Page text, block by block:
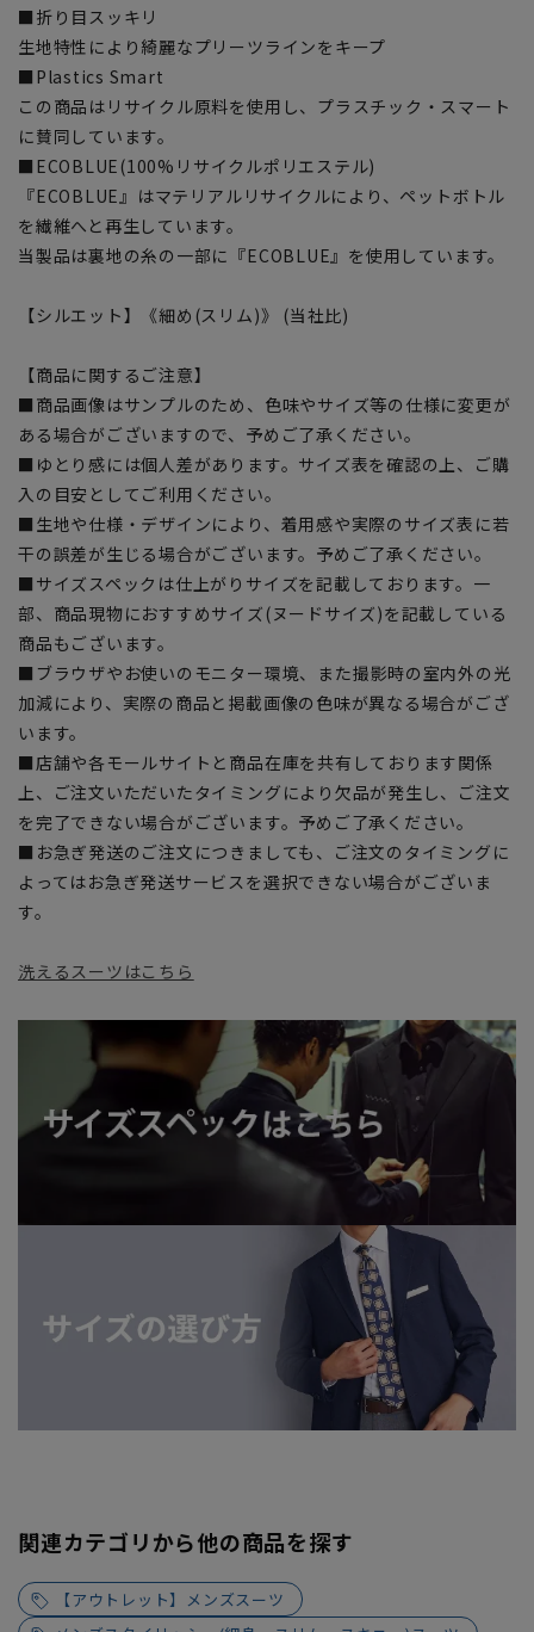
■折り目スッキリ
生地特性により綺麗なプリーツラインをキープ
■Plastics Smart
この商品はリサイクル原料を使用し、プラスチック・スマート
に賛同しています。
■ECOBLUE(100%リサイクルポリエステル)
『ECOBLUE』はマテリアルリサイクルにより、ペットボトル
を繊維へと再生しています。
当製品は裏地の糸の一部に『ECOBLUE』を使用しています。
【シルエット】《細め(スリム)》 (当社比)
【商品に関するご注意】
■商品画像はサンプルのため、色味やサイズ等の仕様に変更が
ある場合がございますので、予めご了承ください。
■ゆとり感には個人差があります。サイズ表を確認の上、ご購
入の目安としてご利用ください。
■生地や仕様・デザインにより、着用感や実際のサイズ表に若
干の誤差が生じる場合がございます。予めご了承ください。
■サイズスペックは仕上がりサイズを記載しております。一
部、商品現物におすすめサイズ(ヌードサイズ)を記載している
商品もございます。
■ブラウザやお使いのモニター環境、また撮影時の室内外の光
加減により、実際の商品と掲載画像の色味が異なる場合がござ
います。
■店舗や各モールサイトと商品在庫を共有しております関係
上、ご注文いただいたタイミングにより欠品が発生し、ご注文
を完了できない場合がございます。予めご了承ください。
■お急ぎ発送のご注文につきましても、ご注文のタイミングに
よってはお急ぎ発送サービスを選択できない場合がございま
す。
洗えるスーツはこちら
関連カテゴリから他の商品を探す
【アウトレット】メンズスーツ